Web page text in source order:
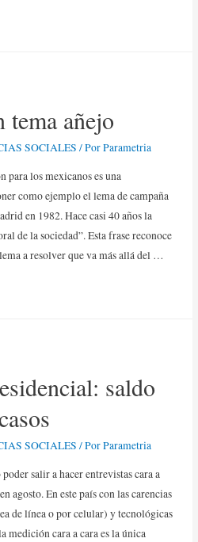
añejo
SOCIALES / PorParametria
los mexicanos es una
como ejemplo el lema de campaña
en 1982. Hace casi 40 años la
de la sociedad”. Esta frase reconoce
a resolver que va más allá del …
saldo
SOCIALES / PorParametria
poder salir a hacer entrevistas cara a
agosto. En este país con las carencias
de línea o por celular) y tecnológicas
medición cara a cara es la única